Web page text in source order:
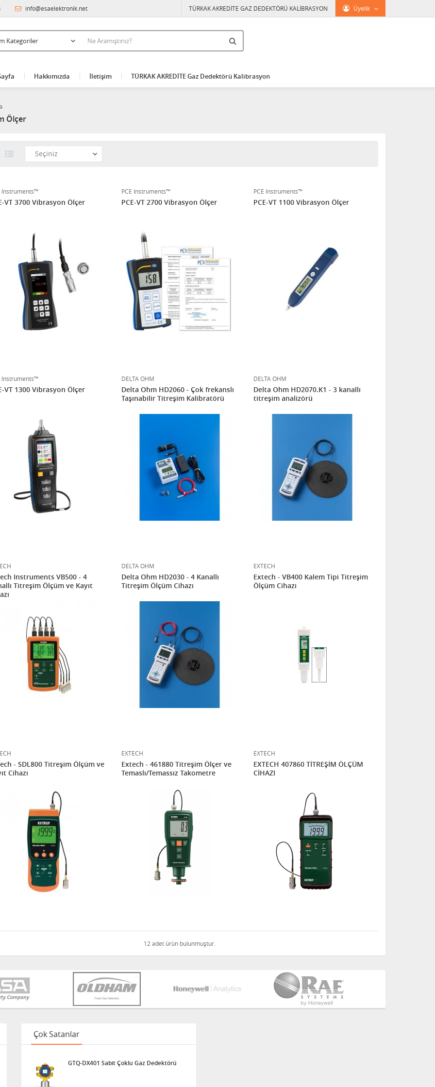
info@esaelektronik.net Üyelik
TÜRKAK AKREDİTE GAZ DEDEKTÖRÜ KALİBRASYON
Hakkımızda İletişim TÜRKAK AKREDİTE Gaz Dedektörü Kalibrasyon
Ölçer
Instruments™
VT 3700 Vibrasyon Ölçer
PCE Instruments™
PCE-VT 2700 Vibrasyon Ölçer
PCE Instruments™
PCE-VT 1100 Vibrasyon Ölçer
Instruments™
VT 1300 Vibrasyon Ölçer
DELTA OHM
Delta Ohm HD2060 - Çok frekanslı
Taşınabilir Titreşim Kalibratörü
DELTA OHM
Delta Ohm HD2070.K1 - 3 kanallı
titreşim analizörü
Instruments VB500 - 4
Titreşim Ölçüm ve Kayıt
DELTA OHM
Delta Ohm HD2030 - 4 Kanallı
Titreşim Ölçüm Cihazı
EXTECH
Extech - VB400 Kalem Tipi Titreşim
Ölçüm Cihazı
- SDL800 Titreşim Ölçüm ve
Cihazı
EXTECH
Extech - 461880 Titreşim Ölçer ve
Temaslı/Temassız Takometre
EXTECH
EXTECH 407860 TİTREŞİM ÖLÇÜM
CİHAZI
12 adet ürün bulunmuştur.
Çok Satanlar
GTQ-DX401 Sabit Çoklu Gaz Dedektörü